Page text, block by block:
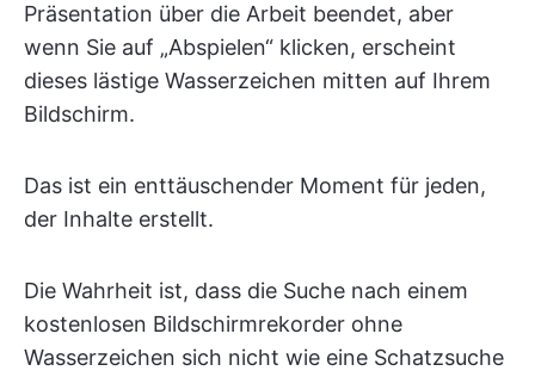
Präsentation über die Arbeit beendet, aber
wenn Sie auf „Abspielen“ klicken, erscheint
dieses lästige Wasserzeichen mitten auf Ihrem
Bildschirm.
Das ist ein enttäuschender Moment für jeden,
der Inhalte erstellt.
Die Wahrheit ist, dass die Suche nach einem
kostenlosen Bildschirmrekorder ohne
Wasserzeichen sich nicht wie eine Schatzsuche